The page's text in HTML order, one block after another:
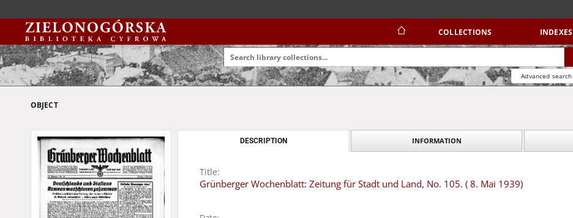
COLLECTIONS INDEXES
Advanced search
OBJECT
DESCRIPTION INFORMATION
Title:
Grünberger Wochenblatt: Zeitung für Stadt und Land, No. 105. ( 8. Mai 1939)